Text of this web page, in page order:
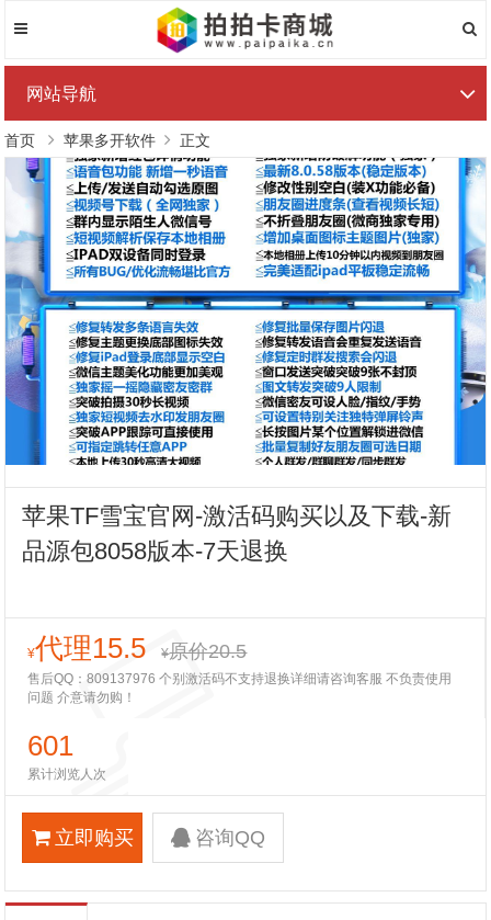
网站导航
首页 苹果多开软件 正文
苹果TF雪宝官网-激活码购买以及下载-新
品源包8058版本-7天退换
¥代理15.5 ¥原价20.5
售后QQ：809137976 个别激活码不支持退换详细请咨询客服 不负责使用
问题 介意请勿购！
601
累计浏览人次
立即购买 咨询QQ